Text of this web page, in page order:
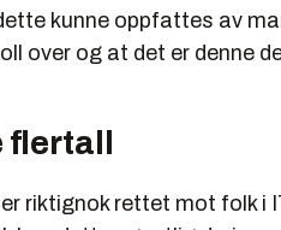
kunne oppfattes av
over og at det er denne
riktignok rettet mot folk i